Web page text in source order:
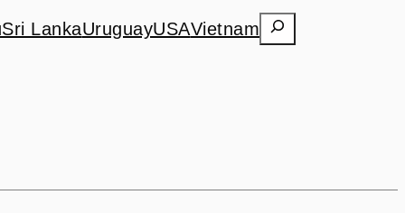
Sri LankaUruguayUSAVietnam Search